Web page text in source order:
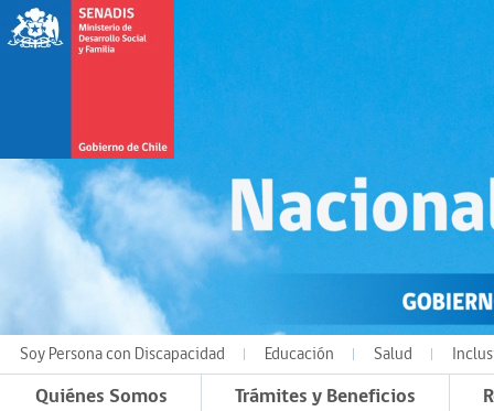
Soy Persona con Discapacidad Educación Salud
Quiénes Somos Trámites y Beneficios